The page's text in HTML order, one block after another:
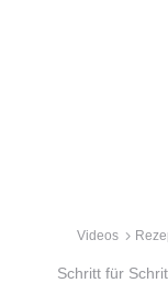
Videos
Schritt für